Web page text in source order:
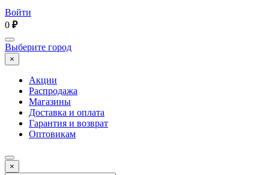
Войти
0 ₽
Выберите город
×
Акции
Распродажа
Магазины
Доставка и оплата
Гарантия и возврат
Оптовикам
×